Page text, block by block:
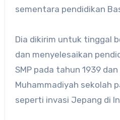
sementara pendidikan
Dia dikirim untuk tinggal
dan menyelesaikan
SMP pada tahun 1939
Muhammadiyah sekolah
seperti invasi Jepang di